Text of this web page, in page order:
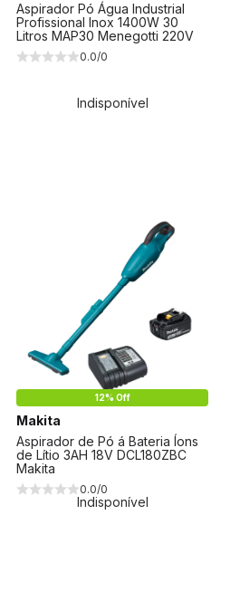
Aspirador Pó Água Industrial
Profissional Inox 1400W 30
Litros MAP30 Menegotti 220V
0.0/0
Indisponível
12% Off
Makita
Aspirador de Pó á Bateria Íons
de Lítio 3AH 18V DCL180ZBC
Makita
0.0/0
Indisponível